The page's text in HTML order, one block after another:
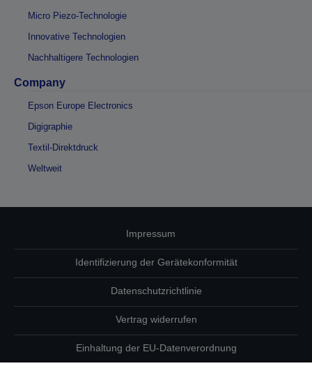
Micro Piezo-Technologie
Innovative Technologien
Nachhaltigere Technologien
Company
Epson Europe Electronics
Digigraphie
Textil-Direktdruck
Weltweit
Impressum
Identifizierung der Gerätekonformität
Datenschutzrichtlinie
Vertrag widerrufen
Einhaltung der EU-Datenverordnung